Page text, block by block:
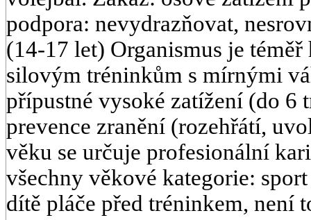
podpora: nevydrazňovat,
(14-17 let) Organismus je
silovým tréninkům s mírnými
přípustné vysoké zatížení (do 6
prevence zranění (rozehřátí,
věku se určuje profesionální
všechny věkové kategorie:
dítě pláče před tréninkem, není